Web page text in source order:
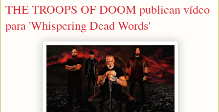
THE TROOPS OF DOOM publican vídeo
para 'Whispering Dead Words'